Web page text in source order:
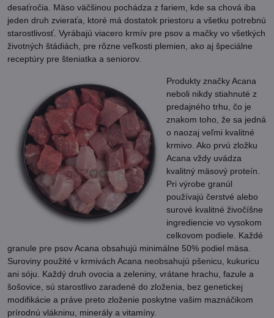
desaťročia. Mäso väčšinou pochádza z fariem, kde sa chová iba
jeden druh zvieraťa, ktoré má dostatok priestoru a všetku potrebnú
starostlivosť. Vyrábajú viacero krmív pre psov a mačky vo všetkých
životných štádiách, pre rôzne veľkosti plemien, ako aj špeciálne
receptúry pre šteniatka a seniorov.
Produkty značky Acana
neboli nikdy stiahnuté z
predajného trhu, čo je
znakom toho, že sa jedná
o naozaj veľmi kvalitné
krmivo. Ako prvú zložku
Acana vždy uvádza
kvalitný mäsový proteín.
Pri výrobe granúl
používajú čerstvé alebo
surové kvalitné živočíšne
ingrediencie vo vysokom
celkovom podiele. Každé
granule pre psov Acana obsahujú minimálne 50% podiel mäsa.
Suroviny použité v krmivách Acana neobsahujú pšenicu, kukuricu
ani sóju. Každý druh ovocia a zeleniny, vrátane hrachu, fazule a
šošovice, sú starostlivo zaradené do zloženia, bez genetickej
modifikácie a práve preto zloženie poskytne vašim maznáčikom
prírodnú vlákninu, minerály a vitamíny.